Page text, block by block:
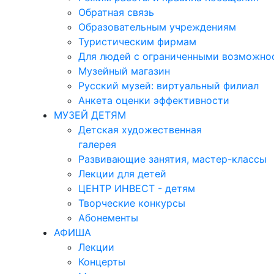
Обратная связь
Образовательным учреждениям
Туристическим фирмам
Для людей с ограниченными
Музейный магазин
Русский музей: виртуальный филиал
Анкета оценки эффективности
МУЗЕЙ ДЕТЯМ
Детская художественная
галерея
Развивающие занятия, мастер-классы
Лекции для детей
ЦЕНТР ИНВЕСТ - детям
Творческие конкурсы
Абонементы
АФИША
Лекции
Концерты